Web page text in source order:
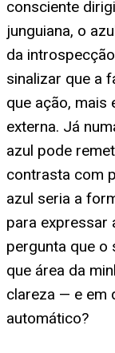
consciente
junguiana, o
da
sinalizar que a
que ação, mais
externa. Já
azul pode
contrasta com
azul seria a
para expressar
pergunta que o
que área da
clareza — e em
automático?